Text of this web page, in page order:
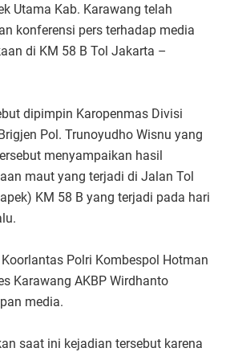
Utama Kab. Karawang telah
konferensi pers terhadap media
di KM 58 B Tol Jakarta –
dipimpin Karopenmas Divisi
Pol. Trunoyudho Wisnu yang
menyampaikan hasil
maut yang terjadi di Jalan Tol
KM 58 B yang terjadi pada hari
Polri Kombespol Hotman
Karawang AKBP Wirdhanto
media.
saat ini kejadian tersebut karena